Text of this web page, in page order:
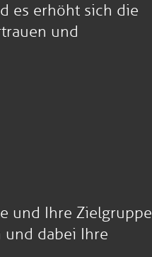
es erhöht sich die
und
und Ihre Zielgruppe
und dabei Ihre